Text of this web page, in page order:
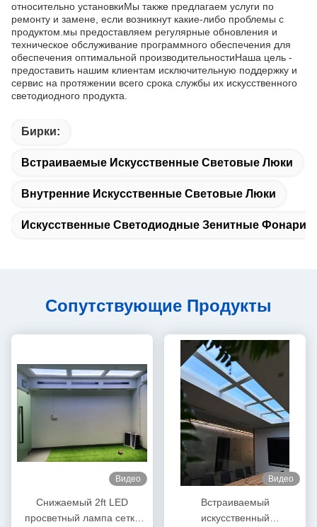
относительно установкиМы также предлагаем услуги по
ремонту и замене, если возникнут какие-либо проблемы с
продуктом.мы предоставляем регулярные обновления и
техническое обслуживание программного обеспечения для
обеспечения оптимальной производительностиНаша цель -
предоставить нашим клиентам исключительную поддержку и
сервис на протяжении всего срока службы их искусственного
светодиодного продукта.
Бирки:
Встраиваемые Искусственные Световые Люки
Внутренние Искусственные Световые Люки
Искусственные Светодиодные Зенитные Фонари
Сопутствующие Продукты
Видео
Снижаемый 2ft LED
просветный лампа сетка
Видео
Встраиваемый
искусственный